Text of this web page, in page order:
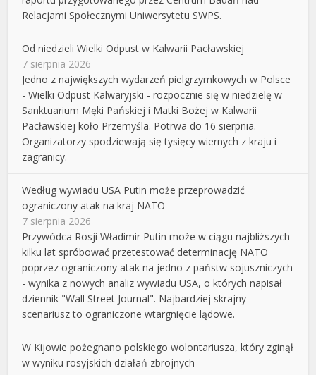
Relacjami Społecznymi Uniwersytetu SWPS.
Od niedzieli Wielki Odpust w Kalwarii Pacławskiej
7 sierpnia 2026
Jedno z największych wydarzeń pielgrzymkowych w Polsce
- Wielki Odpust Kalwaryjski - rozpocznie się w niedzielę w
Sanktuarium Męki Pańskiej i Matki Bożej w Kalwarii
Pacławskiej koło Przemyśla. Potrwa do 16 sierpnia.
Organizatorzy spodziewają się tysięcy wiernych z kraju i
zagranicy.
Według wywiadu USA Putin może przeprowadzić
ograniczony atak na kraj NATO
7 sierpnia 2026
Przywódca Rosji Władimir Putin może w ciągu najbliższych
kilku lat spróbować przetestować determinację NATO
poprzez ograniczony atak na jedno z państw sojuszniczych
- wynika z nowych analiz wywiadu USA, o których napisał
dziennik "Wall Street Journal". Najbardziej skrajny
scenariusz to ograniczone wtargnięcie lądowe.
W Kijowie pożegnano polskiego wolontariusza, który zginął
w wyniku rosyjskich działań zbrojnych